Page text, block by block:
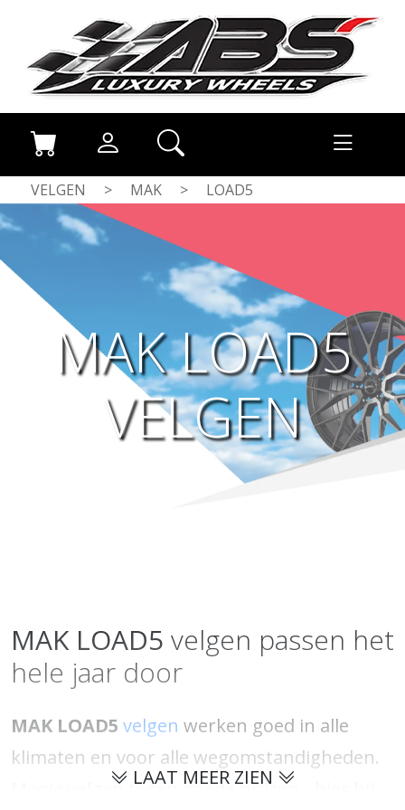
VELGEN > MAK > LOAD5
MAK LOAD5
VELGEN
MAK LOAD5 velgen passen het
hele jaar door
MAK LOAD5 velgen werken goed in alle
klimaten en voor alle wegomstandigheden.
Mooie velgen tegen goede prijzen - hier bij
LAAT MEER ZIEN